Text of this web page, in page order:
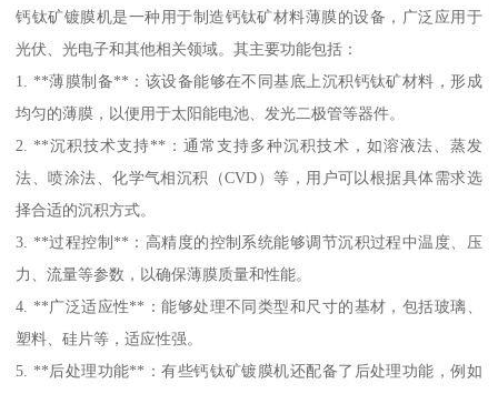
钙钛矿镀膜机是一种用于制造钙钛矿材料薄膜的设备，广泛应用于
光伏、光电子和其他相关领域。其主要功能包括：
1. **薄膜制备**：该设备能够在不同基底上沉积钙钛矿材料，形成
均匀的薄膜，以便用于太阳能电池、发光二极管等器件。
2. **沉积技术支持**：通常支持多种沉积技术，如溶液法、蒸发
法、喷涂法、化学气相沉积（CVD）等，用户可以根据具体需求选
择合适的沉积方式。
3. **过程控制**：高精度的控制系统能够调节沉积过程中温度、压
力、流量等参数，以确保薄膜质量和性能。
4. **广泛适应性**：能够处理不同类型和尺寸的基材，包括玻璃、
塑料、硅片等，适应性强。
5. **后处理功能**：有些钙钛矿镀膜机还配备了后处理功能，例如